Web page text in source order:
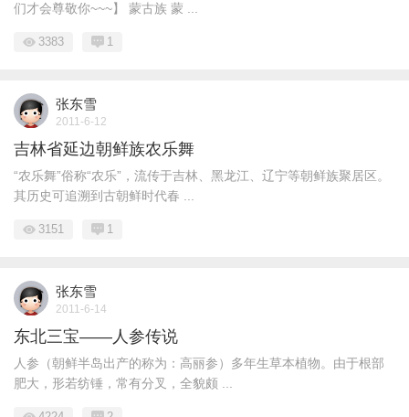
们才会尊敬你~~~】 蒙古族 蒙 ...
3383 1
张东雪
2011-6-12
吉林省延边朝鲜族农乐舞
“农乐舞”俗称“农乐”，流传于吉林、黑龙江、辽宁等朝鲜族聚居区。
其历史可追溯到古朝鲜时代春 ...
3151 1
张东雪
2011-6-14
东北三宝——人参传说
人参（朝鲜半岛出产的称为：高丽参）多年生草本植物。由于根部
肥大，形若纺锤，常有分叉，全貌颇 ...